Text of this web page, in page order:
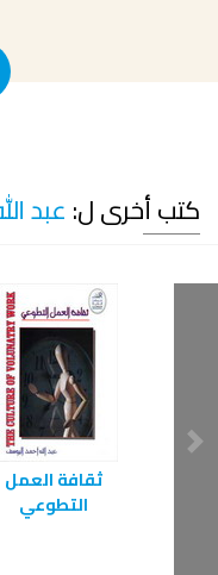
كتب أخرى ل: عبد
ثقافة العمل
التطوعي